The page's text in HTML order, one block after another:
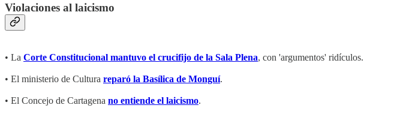
Violaciones al laicismo
• La Corte Constitucional mantuvo el crucifijo de la Sala Plena, con 'argumentos' ridículos.
• El ministerio de Cultura reparó la Basílica de Monguí.
• El Concejo de Cartagena no entiende el laicismo.